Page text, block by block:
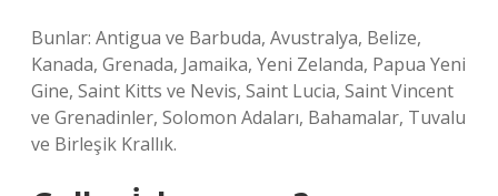
Bunlar: Antigua ve Barbuda, Avustralya, Belize,
Kanada, Grenada, Jamaika, Yeni Zelanda, Papua Yeni
Gine, Saint Kitts ve Nevis, Saint Lucia, Saint Vincent
ve Grenadinler, Solomon Adaları, Bahamalar, Tuvalu
ve Birleşik Krallık.